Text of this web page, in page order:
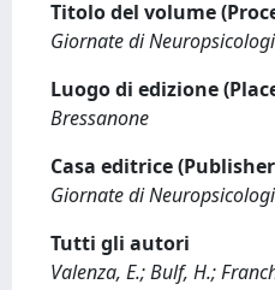
Titolo del volume
Giornate di
Luogo di edizione
Bressanone
Casa editrice
Giornate di
Tutti gli autori
Valenza, E.; Bulf, H.;